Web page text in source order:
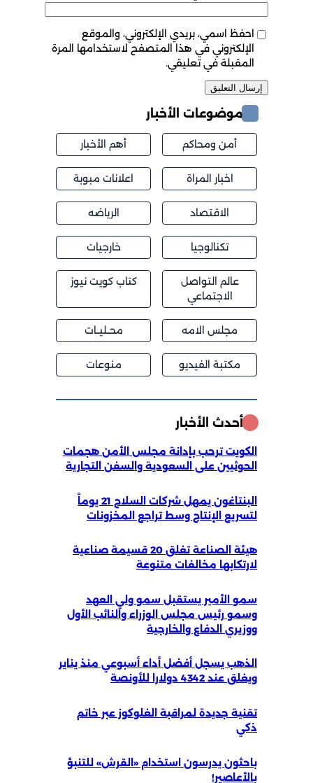
احفظ اسمي، بريدي الإلكتروني، والموقع
الإلكتروني في هذا المتصفح لاستخدامها المرة
المقبلة في تعليقي.
موضوعات الأخبار
أمن ومحاكم أهم الأخبار
اخبار المراة اعلانات مبوبة
الاقتصاد الرياضه
تكنالوجيا خارجيات
عالم التواصل
الاجتماعي
كتاب كويت نيوز
مجلس الامه محــليــات
مكتبة الفيديو منوعات
أحدث الأخبار
الكويت ترحب بإدانة مجلس الأمن هجمات
الحوثيين على السعودية والسفن التجارية
البنتاغون يمهل شركات السلاح 21 يوماً
لتسريع الإنتاج وسط تراجع المخزونات
هيئة الصناعة تغلق 20 قسيمة صناعية
لارتكابها مخالفات متنوعة
سمو الأمير يستقبل سمو ولي العهد
وسمو رئيس مجلس الوزراء والنائب الأول
ووزيري الدفاع والخارجية
الذهب يسجل أفضل أداء أسبوعي منذ يناير
ويغلق عند 4342 دولارا للأونصة
تقنية جديدة لمراقبة الغلوكوز عبر خاتم
ذكي
باحثون يدرسون استخدام «القرش» للتنبؤ
بالأعاصير!